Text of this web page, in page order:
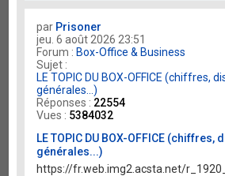
par Prisoner
jeu. 6 août 2026 23:51
Forum : Box-Office & Business
Sujet :
LE TOPIC DU BOX-OFFICE (chiffres,
générales...)
Réponses : 22554
Vues : 5384032
LE TOPIC DU BOX-OFFICE (chiffres,
générales...)
https://fr.web.img2.acsta.net/